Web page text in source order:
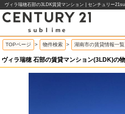
ヴィラ瑞穂石部の3LDK賃貸マンション | センチュリー
TOPページ > 物件検索 > 湖南市の賃貸情報一覧
ヴィラ瑞穂 石部の賃貸マンション(3LDK)の